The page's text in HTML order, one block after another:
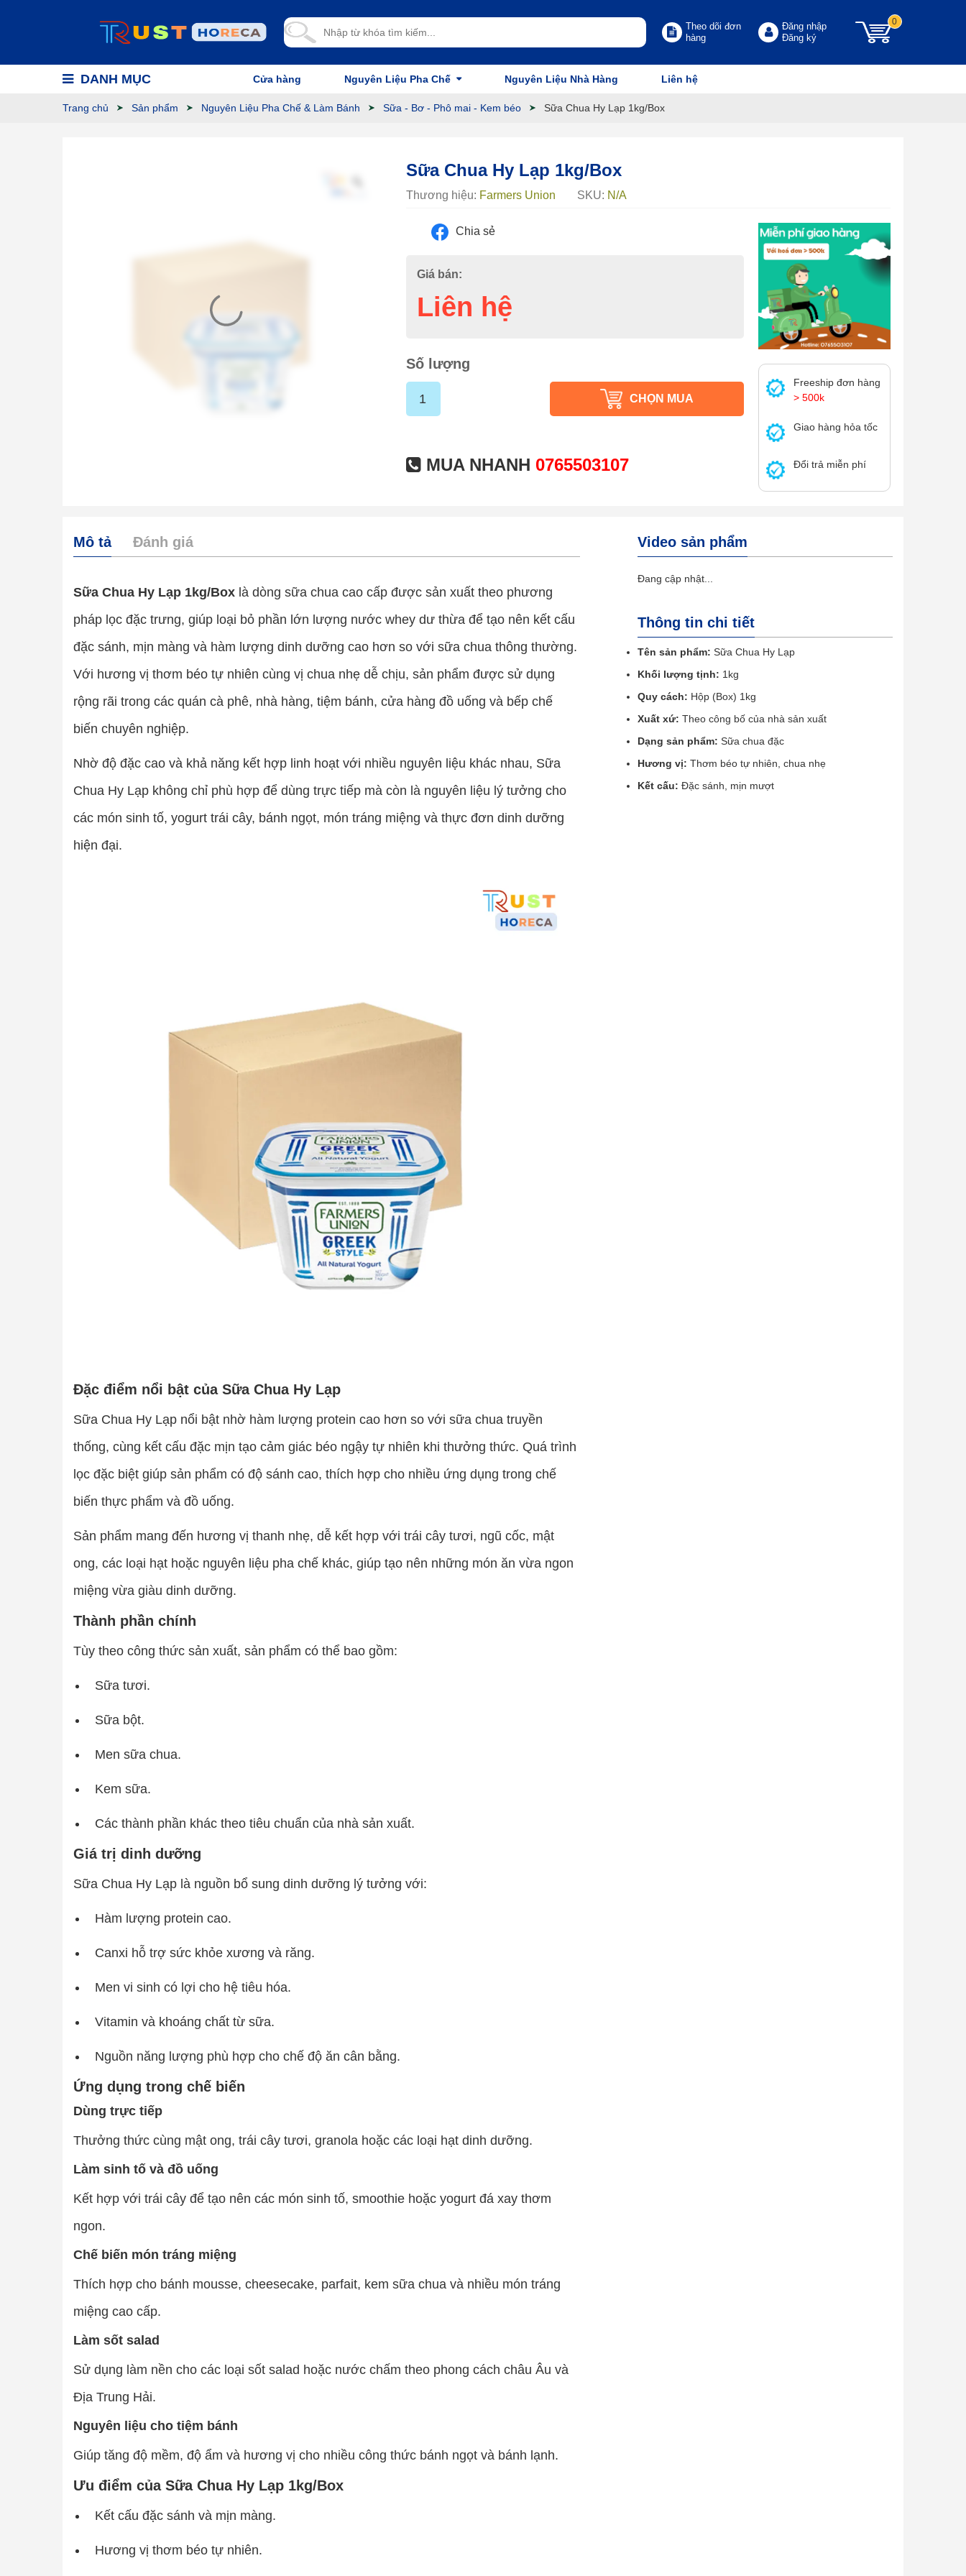
Theo dõi đơn
hàng
Đăng nhập
Đăng ký
0
DANH MỤC Cửa hàng Nguyên Liệu Pha Chế Nguyên Liệu Nhà Hàng Liên hệ
Trang chủ Sản phẩm Nguyên Liệu Pha Chế & Làm Bánh Sữa - Bơ - Phô mai - Kem béo Sữa Chua Hy Lạp 1kg/Box
Sữa Chua Hy Lạp 1kg/Box
Thương hiệu: Farmers Union SKU: N/A
Chia sẻ
Giá bán:
Liên hệ
Số lượng
CHỌN MUA
MUA NHANH 0765503107
Freeship đơn hàng
> 500k
Giao hàng hỏa tốc
Đổi trả miễn phí
Mô tả Đánh giá
Sữa Chua Hy Lạp 1kg/Box là dòng sữa chua cao cấp được sản xuất theo phương
pháp lọc đặc trưng, giúp loại bỏ phần lớn lượng nước whey dư thừa để tạo nên kết cấu
đặc sánh, mịn màng và hàm lượng dinh dưỡng cao hơn so với sữa chua thông thường.
Với hương vị thơm béo tự nhiên cùng vị chua nhẹ dễ chịu, sản phẩm được sử dụng
rộng rãi trong các quán cà phê, nhà hàng, tiệm bánh, cửa hàng đồ uống và bếp chế
biến chuyên nghiệp.
Nhờ độ đặc cao và khả năng kết hợp linh hoạt với nhiều nguyên liệu khác nhau, Sữa
Chua Hy Lạp không chỉ phù hợp để dùng trực tiếp mà còn là nguyên liệu lý tưởng cho
các món sinh tố, yogurt trái cây, bánh ngọt, món tráng miệng và thực đơn dinh dưỡng
hiện đại.
Đặc điểm nổi bật của Sữa Chua Hy Lạp
Sữa Chua Hy Lạp nổi bật nhờ hàm lượng protein cao hơn so với sữa chua truyền
thống, cùng kết cấu đặc mịn tạo cảm giác béo ngậy tự nhiên khi thưởng thức. Quá trình
lọc đặc biệt giúp sản phẩm có độ sánh cao, thích hợp cho nhiều ứng dụng trong chế
biến thực phẩm và đồ uống.
Sản phẩm mang đến hương vị thanh nhẹ, dễ kết hợp với trái cây tươi, ngũ cốc, mật
ong, các loại hạt hoặc nguyên liệu pha chế khác, giúp tạo nên những món ăn vừa ngon
miệng vừa giàu dinh dưỡng.
Thành phần chính
Tùy theo công thức sản xuất, sản phẩm có thể bao gồm:
Sữa tươi.
Sữa bột.
Men sữa chua.
Kem sữa.
Các thành phần khác theo tiêu chuẩn của nhà sản xuất.
Giá trị dinh dưỡng
Sữa Chua Hy Lạp là nguồn bổ sung dinh dưỡng lý tưởng với:
Hàm lượng protein cao.
Canxi hỗ trợ sức khỏe xương và răng.
Men vi sinh có lợi cho hệ tiêu hóa.
Vitamin và khoáng chất từ sữa.
Nguồn năng lượng phù hợp cho chế độ ăn cân bằng.
Ứng dụng trong chế biến
Dùng trực tiếp
Thưởng thức cùng mật ong, trái cây tươi, granola hoặc các loại hạt dinh dưỡng.
Làm sinh tố và đồ uống
Kết hợp với trái cây để tạo nên các món sinh tố, smoothie hoặc yogurt đá xay thơm
ngon.
Chế biến món tráng miệng
Thích hợp cho bánh mousse, cheesecake, parfait, kem sữa chua và nhiều món tráng
miệng cao cấp.
Làm sốt salad
Sử dụng làm nền cho các loại sốt salad hoặc nước chấm theo phong cách châu Âu và
Địa Trung Hải.
Nguyên liệu cho tiệm bánh
Giúp tăng độ mềm, độ ẩm và hương vị cho nhiều công thức bánh ngọt và bánh lạnh.
Ưu điểm của Sữa Chua Hy Lạp 1kg/Box
Kết cấu đặc sánh và mịn màng.
Hương vị thơm béo tự nhiên.
Video sản phẩm
Đang cập nhật...
Thông tin chi tiết
Tên sản phẩm: Sữa Chua Hy Lạp
Khối lượng tịnh: 1kg
Quy cách: Hộp (Box) 1kg
Xuất xứ: Theo công bố của nhà sản xuất
Dạng sản phẩm: Sữa chua đặc
Hương vị: Thơm béo tự nhiên, chua nhẹ
Kết cấu: Đặc sánh, mịn mượt